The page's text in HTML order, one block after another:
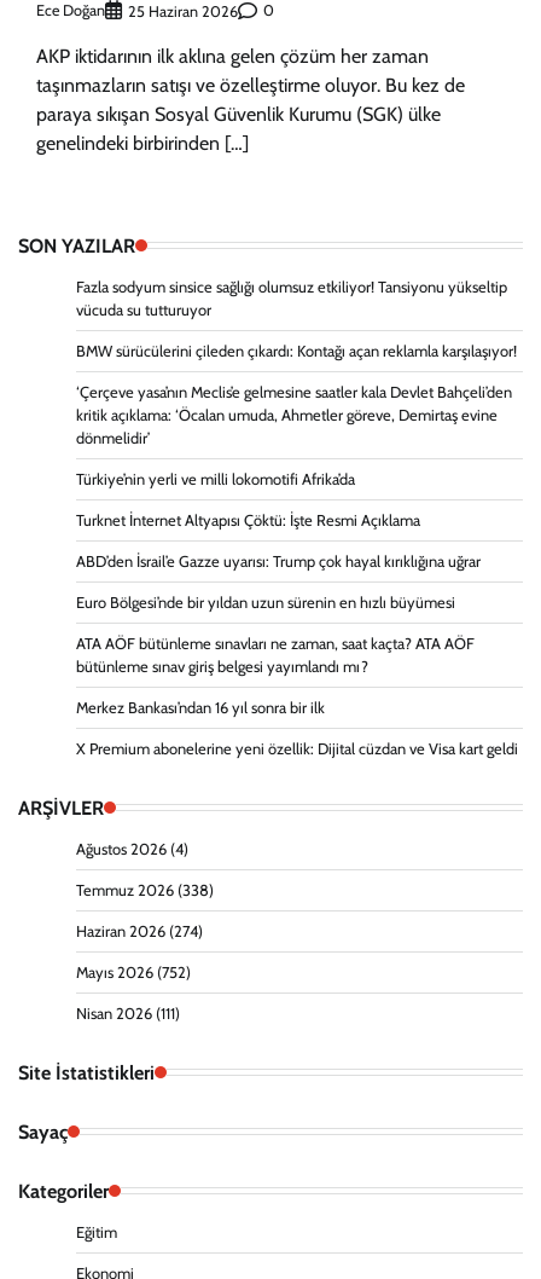
Ece Doğan 25 Haziran 2026 0
AKP iktidarının ilk aklına gelen çözüm her zaman
taşınmazların satışı ve özelleştirme oluyor. Bu kez de
paraya sıkışan Sosyal Güvenlik Kurumu (SGK) ülke
genelindeki birbirinden […]
SON YAZILAR
Fazla sodyum sinsice sağlığı olumsuz etkiliyor! Tansiyonu yükseltip
vücuda su tutturuyor
BMW sürücülerini çileden çıkardı: Kontağı açan reklamla karşılaşıyor!
‘Çerçeve yasa’nın Meclis’e gelmesine saatler kala Devlet Bahçeli’den
kritik açıklama: ‘Öcalan umuda, Ahmetler göreve, Demirtaş evine
dönmelidir’
Türkiye’nin yerli ve milli lokomotifi Afrika’da
Turknet İnternet Altyapısı Çöktü: İşte Resmi Açıklama
ABD’den İsrail’e Gazze uyarısı: Trump çok hayal kırıklığına uğrar
Euro Bölgesi’nde bir yıldan uzun sürenin en hızlı büyümesi
ATA AÖF bütünleme sınavları ne zaman, saat kaçta? ATA AÖF
bütünleme sınav giriş belgesi yayımlandı mı?
Merkez Bankası’ndan 16 yıl sonra bir ilk
X Premium abonelerine yeni özellik: Dijital cüzdan ve Visa kart geldi
ARŞİVLER
Ağustos 2026 (4)
Temmuz 2026 (338)
Haziran 2026 (274)
Mayıs 2026 (752)
Nisan 2026 (111)
Site İstatistikleri
Sayaç
Kategoriler
Eğitim
Ekonomi